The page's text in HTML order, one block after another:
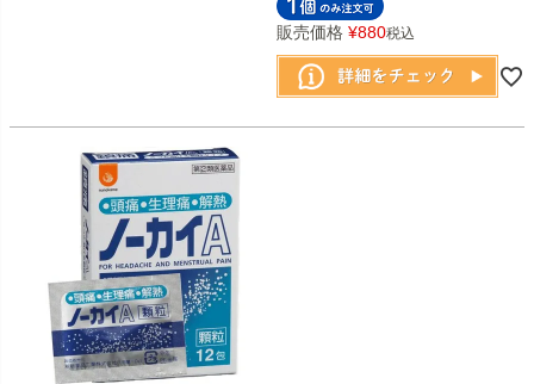
販売価格 ¥880税込